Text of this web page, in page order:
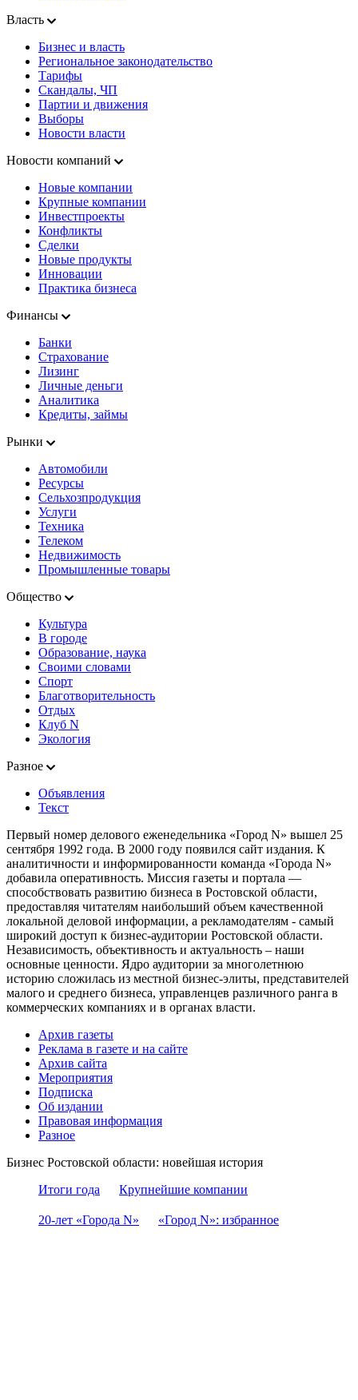
Власть
Бизнес и власть
Региональное законодательство
Тарифы
Скандалы, ЧП
Партии и движения
Выборы
Новости власти
Новости компаний
Новые компании
Крупные компании
Инвестпроекты
Конфликты
Сделки
Новые продукты
Инновации
Практика бизнеса
Финансы
Банки
Страхование
Лизинг
Личные деньги
Аналитика
Кредиты, займы
Рынки
Автомобили
Ресурсы
Сельхозпродукция
Услуги
Техника
Телеком
Недвижимость
Промышленные товары
Общество
Культура
В городе
Образование, наука
Своими словами
Спорт
Благотворительность
Отдых
Клуб N
Экология
Разное
Объявления
Текст
Первый номер делового еженедельника «Город N» вышел 25
сентября 1992 года. В 2000 году появился сайт издания. К
аналитичности и информированности команда «Города N»
добавила оперативность. Миссия газеты и портала —
способствовать развитию бизнеса в Ростовской области,
предоставляя читателям наибольший объем качественной
локальной деловой информации, а рекламодателям - самый
широкий доступ к бизнес-аудитории Ростовской области.
Независимость, объективность и актуальность – наши
основные ценности. Ядро аудитории за многолетнюю
историю сложилась из местной бизнес-элиты, представителей
малого и среднего бизнеса, управленцев различного ранга в
коммерческих компаниях и в органах власти.
Архив газеты
Реклама в газете и на сайте
Архив сайта
Мероприятия
Подписка
Об издании
Правовая информация
Разное
Бизнес Ростовской области: новейшая история
Итоги года
Крупнейшие компании
20-лет «Города N» «Город N»: избранное